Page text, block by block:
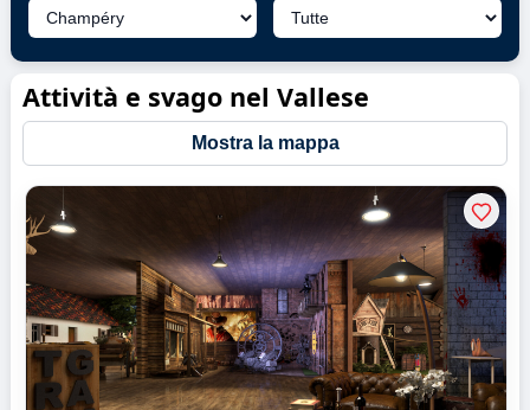
Attività e svago nel Vallese
Mostra la mappa